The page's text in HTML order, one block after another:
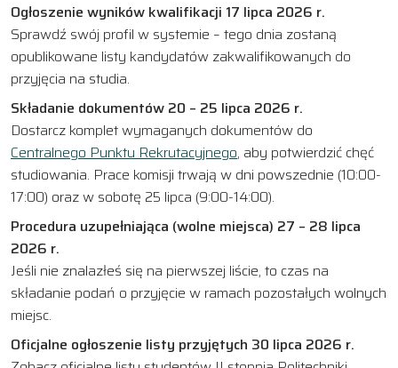
Ogłoszenie wyników kwalifikacji 17 lipca 2026 r.
Sprawdź swój profil w systemie – tego dnia zostaną
opublikowane listy kandydatów zakwalifikowanych do
przyjęcia na studia.
Składanie dokumentów 20 – 25 lipca 2026 r.
Dostarcz komplet wymaganych dokumentów do
Centralnego Punktu Rekrutacyjnego, aby potwierdzić chęć
studiowania. Prace komisji trwają w dni powszednie (10:00-
17:00) oraz w sobotę 25 lipca (9:00-14:00).
Procedura uzupełniająca (wolne miejsca) 27 – 28 lipca
2026 r.
Jeśli nie znalazłeś się na pierwszej liście, to czas na
składanie podań o przyjęcie w ramach pozostałych wolnych
miejsc.
Oficjalne ogłoszenie listy przyjętych 30 lipca 2026 r.